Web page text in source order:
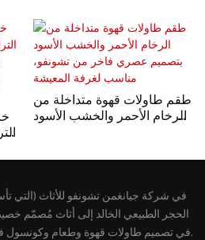
طقم طاولات قهوة متداخلة من
الرخام الأحمر والخشب الأسود
الحجر الطبيعي الخالد إلى أثاث مُصمّم
في تصميم طاولات قهوة وطعام وكونسول فريدة تجمع بين العملية والجمال.